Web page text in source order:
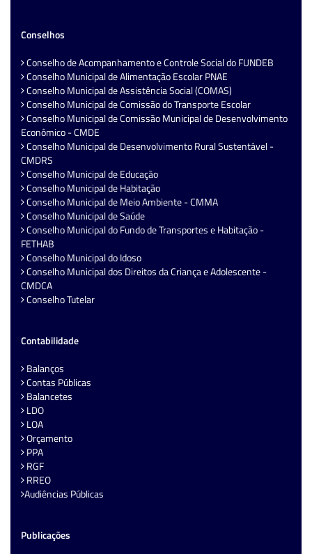
Conselhos
Conselho de Acompanhamento e Controle Social do FUNDEB
Conselho Municipal de Alimentação Escolar PNAE
Conselho Municipal de Assistência Social (COMAS)
Conselho Municipal de Comissão do Transporte Escolar
Conselho Municipal de Comissão Municipal de Desenvolvimento
Econômico - CMDE
Conselho Municipal de Desenvolvimento Rural Sustentável -
CMDRS
Conselho Municipal de Educação
Conselho Municipal de Habitação
Conselho Municipal de Meio Ambiente - CMMA
Conselho Municipal de Saúde
Conselho Municipal do Fundo de Transportes e Habitação -
FETHAB
Conselho Municipal do Idoso
Conselho Municipal dos Direitos da Criança e Adolescente -
CMDCA
Conselho Tutelar
Contabilidade
Balanços
Contas Públicas
Balancetes
LDO
LOA
Orçamento
PPA
RGF
RREO
Audiências Públicas
Publicações